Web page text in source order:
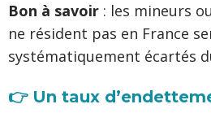
Bon à savoir : les mineurs
ne résident pas en France
systématiquement écartés
👉 Un taux